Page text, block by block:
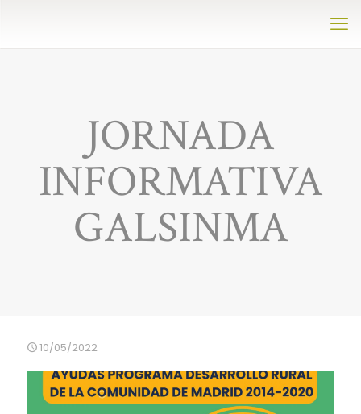
JORNADA
INFORMATIVA
GALSINMA
10/05/2022